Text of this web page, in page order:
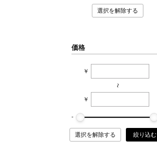
選択を解除する
価格
￥
~
￥
選択を解除する 絞り込む